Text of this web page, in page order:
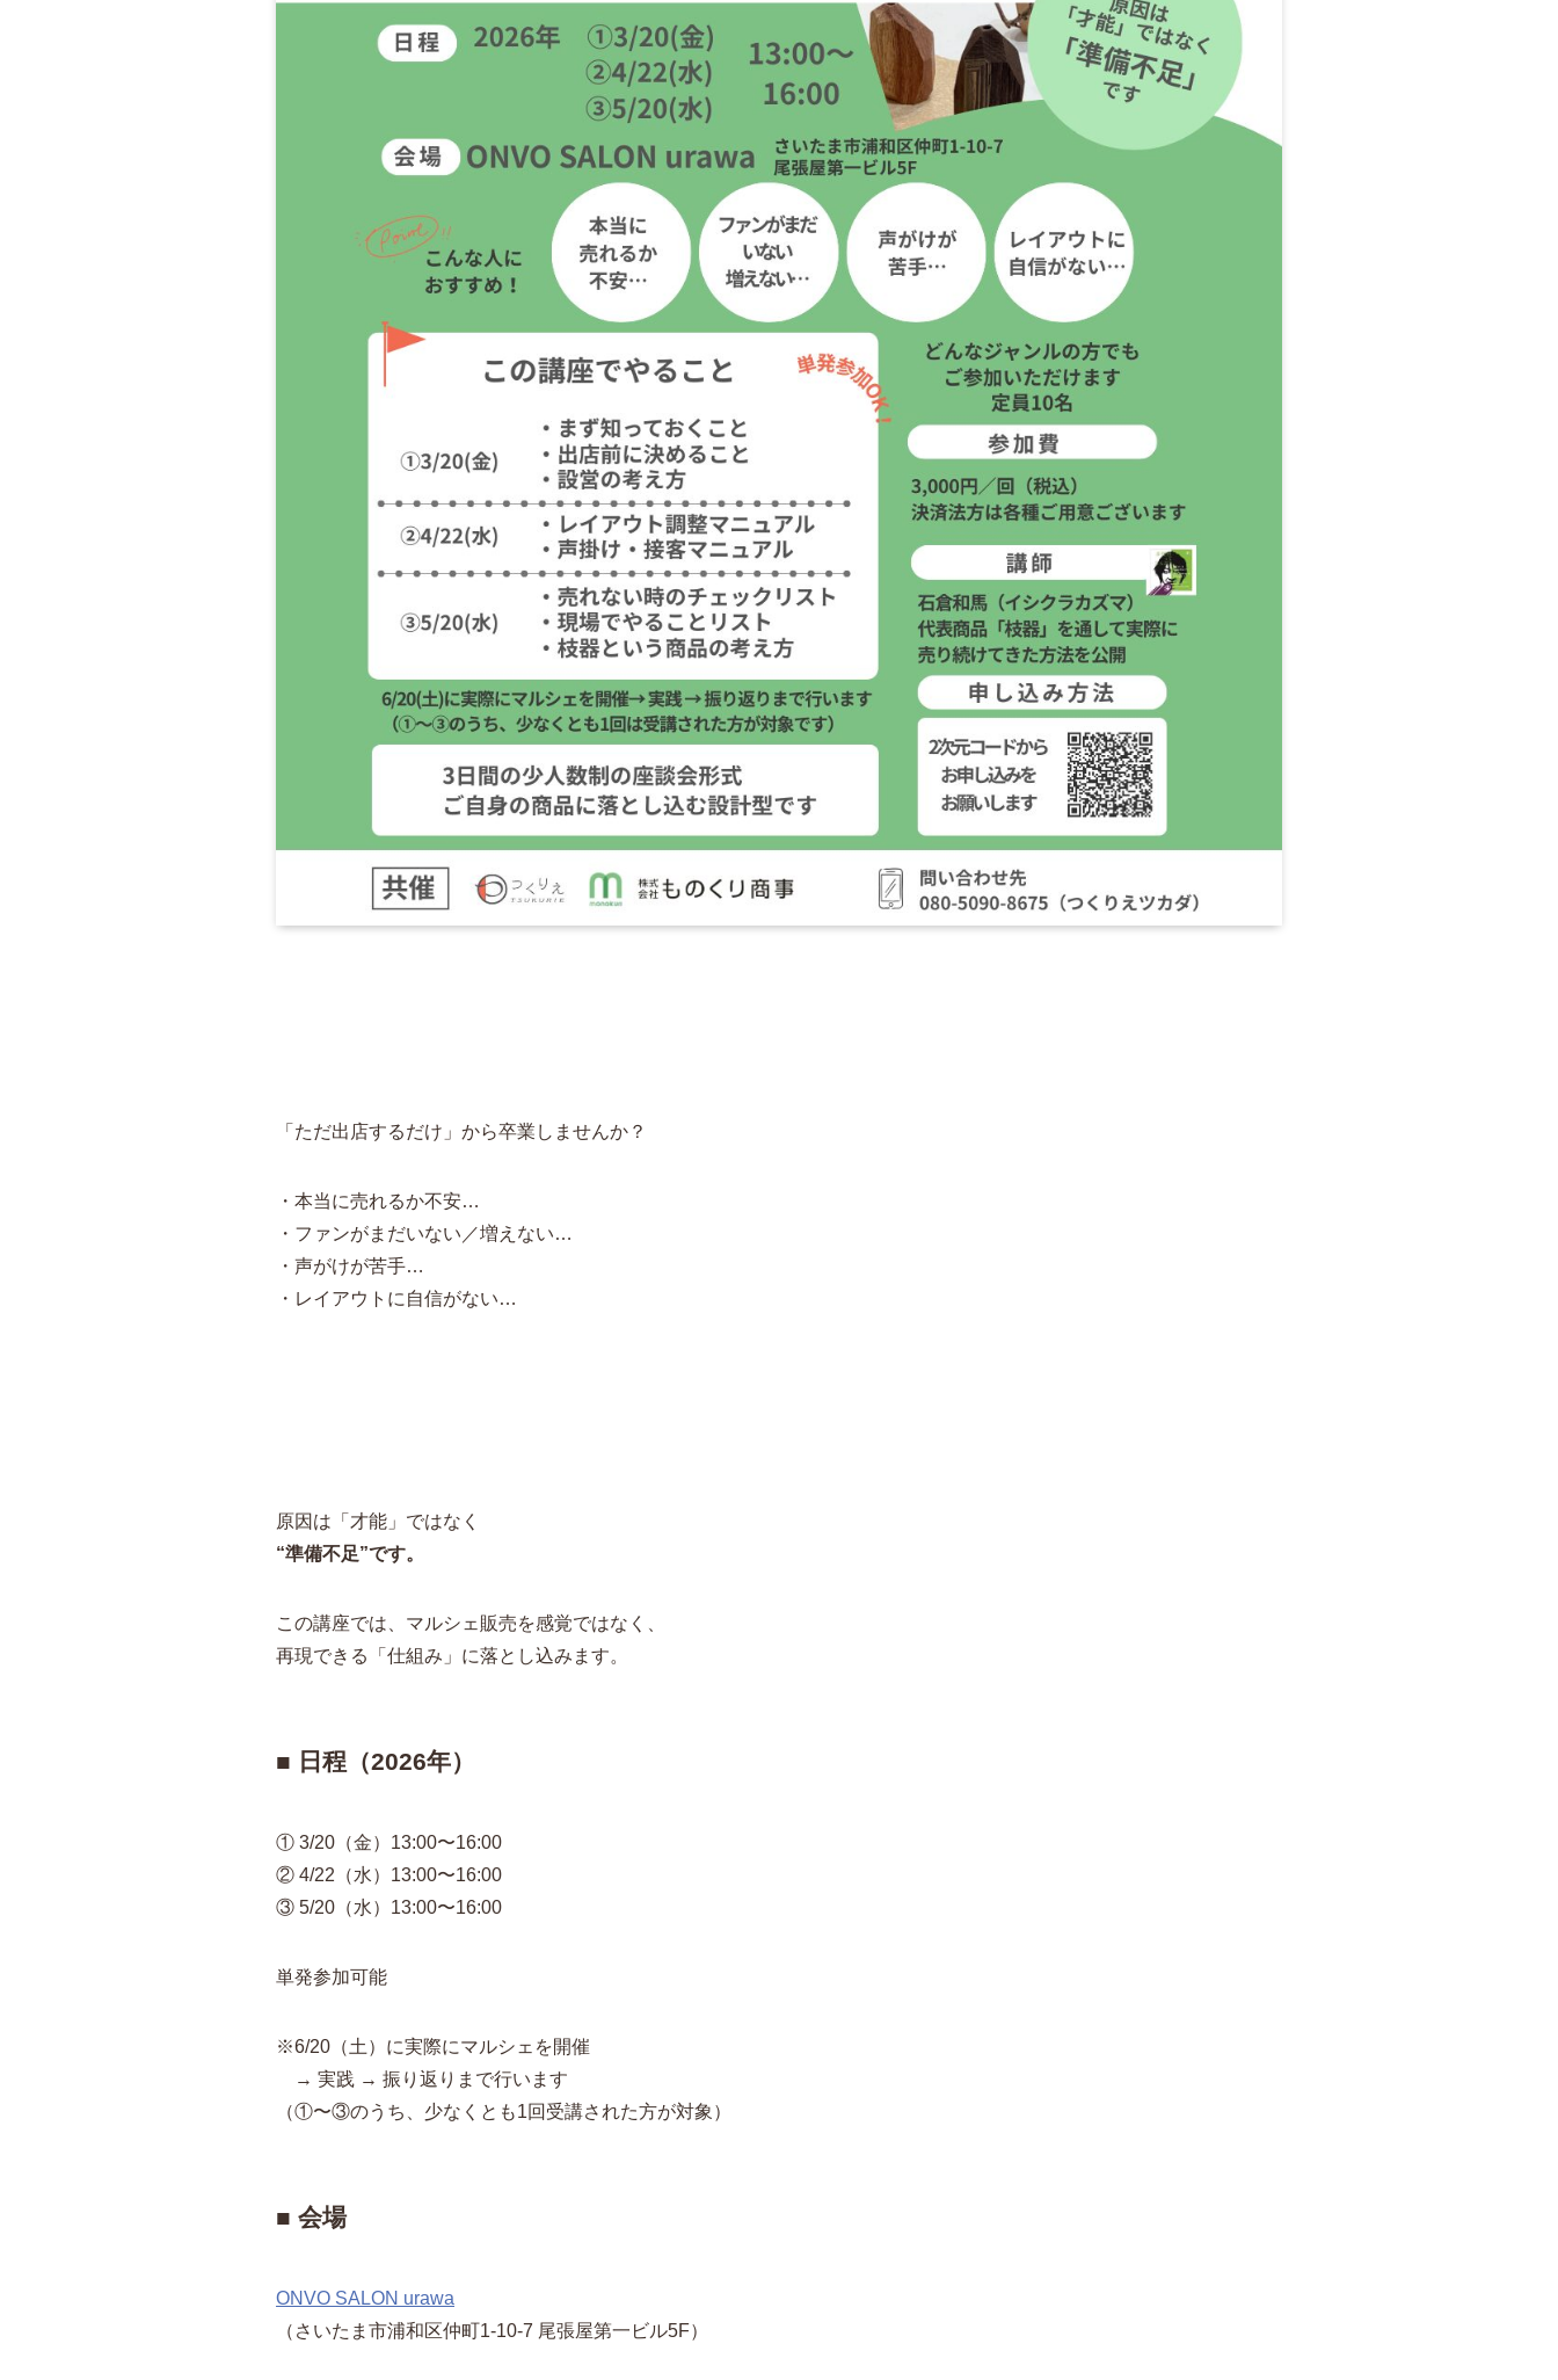
「ただ出店するだけ」から卒業しませんか？
・本当に売れるか不安…
・ファンがまだいない／増えない…
・声がけが苦手…
・レイアウトに自信がない…
原因は「才能」ではなく
“準備不足”です。
この講座では、マルシェ販売を感覚ではなく、
再現できる「仕組み」に落とし込みます。
■ 日程（2026年）
① 3/20（金）13:00〜16:00
② 4/22（水）13:00〜16:00
③ 5/20（水）13:00〜16:00
単発参加可能
※6/20（土）に実際にマルシェを開催
→ 実践 → 振り返りまで行います
（①〜③のうち、少なくとも1回受講された方が対象）
■ 会場
ONVO SALON urawa
（さいたま市浦和区仲町1-10-7 尾張屋第一ビル5F）